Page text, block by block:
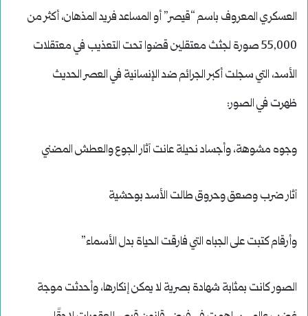
العسكري المعروف باسم “قيصر” أو المساعد فريد المذهان، أكثر من
55,000 صورة لجثث معتقلين قضوا تحت التعذيب في معتقلات
الأسد، التي سجلت أكبر الجرائم ضد الإنسانية في العصر الحديث
ظهرت في الصور:
وجوه مشوهة، وأجساد نحيلة عانت آثار الجوع والعطش المضني
آثار ضرب وصعق وحروق طالت الأسد بوحشية
وأرقام كتبت على الجباه التي فارقت الحياة بدل الأسماء”
الصور كانت بمثابة شهادة بصرية لا يمكن إنكارها، وأحدثت موجة